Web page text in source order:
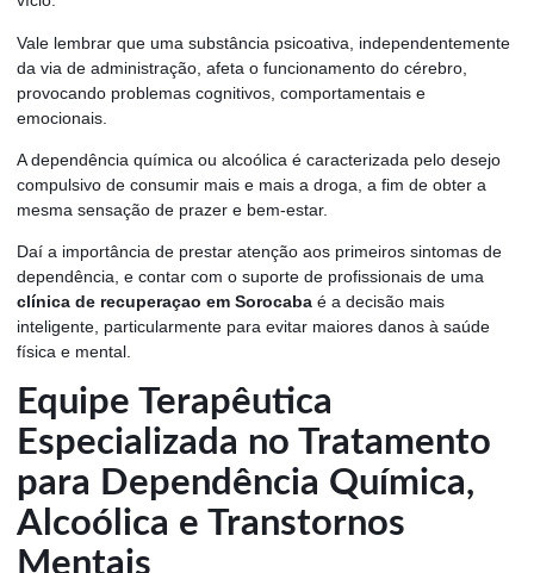
Vale lembrar que uma substância psicoativa, independentemente
da via de administração, afeta o funcionamento do cérebro,
provocando problemas cognitivos, comportamentais e
emocionais.
A dependência química ou alcoólica é caracterizada pelo desejo
compulsivo de consumir mais e mais a droga, a fim de obter a
mesma sensação de prazer e bem-estar.
Daí a importância de prestar atenção aos primeiros sintomas de
dependência, e contar com o suporte de profissionais de uma
clínica de recuperaçao em Sorocaba é a decisão mais
inteligente, particularmente para evitar maiores danos à saúde
física e mental.
Equipe Terapêutica
Especializada no Tratamento
para Dependência Química,
Alcoólica e Transtornos
Mentais